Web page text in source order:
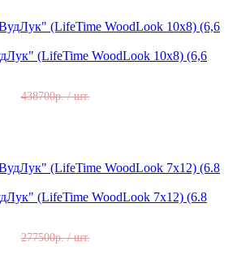
(LifeTime WoodLook 10x8) (6,6
438700р. / шт.
(LifeTime WoodLook 7x12) (6.8
277500р. / шт.